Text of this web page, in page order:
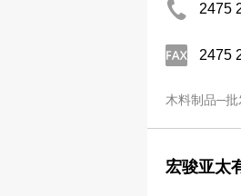
2475
2475
木料制品─批
宏骏亚太